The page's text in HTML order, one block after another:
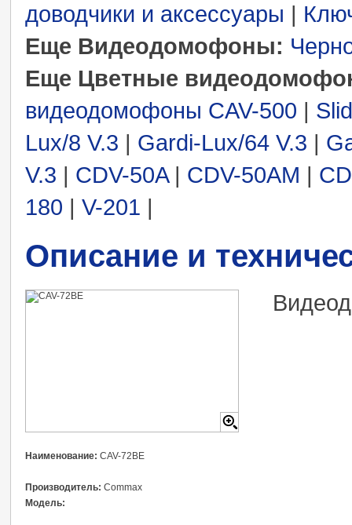
доводчики и аксессуары |
Еще Видеодомофоны:
Еще Цветные
видеодомофоны CAV-500 |
Lux/8 V.3 | Gardi-Lux/64 V.3 |
V.3 | CDV-50A| CDV-50AM |
180 | V-201 |
Описание и
Наименование: CAV-72ВE
Производитель: Commax
Модель: